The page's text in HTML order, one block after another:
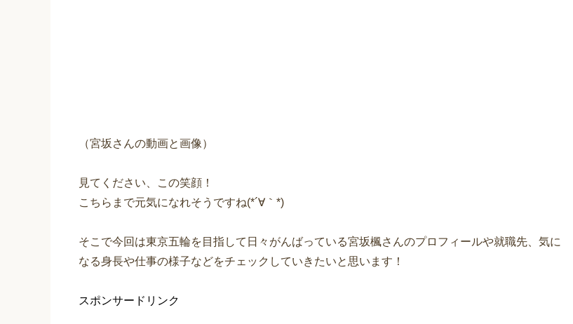
（宮坂さんの動画と画像）
見てください、この笑顔！
こちらまで元気になれそうですね(*´∀｀*)
そこで今回は東京五輪を目指して日々がんばっている宮坂楓さんのプロフィールや就職先、気に
なる身長や仕事の様子などをチェックしていきたいと思います！
スポンサードリンク